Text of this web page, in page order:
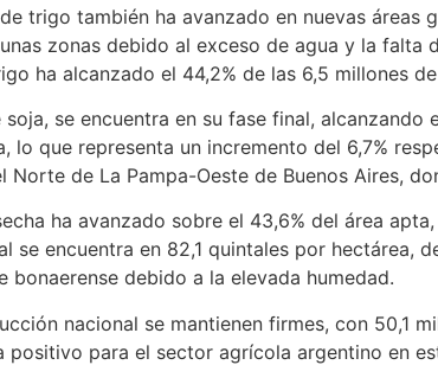
trigo también ha avanzado en nuevas
zonas debido al exceso de agua y la falta
ha alcanzado el 44,2% de las 6,5 millones
se encuentra en su fase final,
lo que representa un incremento del 6,7%
Norte de La Pampa-Oeste de Buenos Aires,
ha avanzado sobre el 43,6% del área
se encuentra en 82,1 quintales por hectárea,
bonaerense debido a la elevada humedad.
nacional se mantienen firmes, con 50,1
positivo para el sector agrícola argentino en